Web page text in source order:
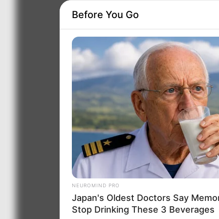
Before You Go
NEUROMIND PRO
Japan's Oldest Doctors Say
Stop Drinking These 3 Beverages